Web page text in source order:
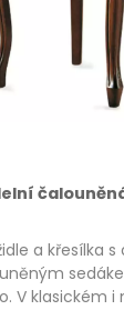
a křesílka
V klasickém